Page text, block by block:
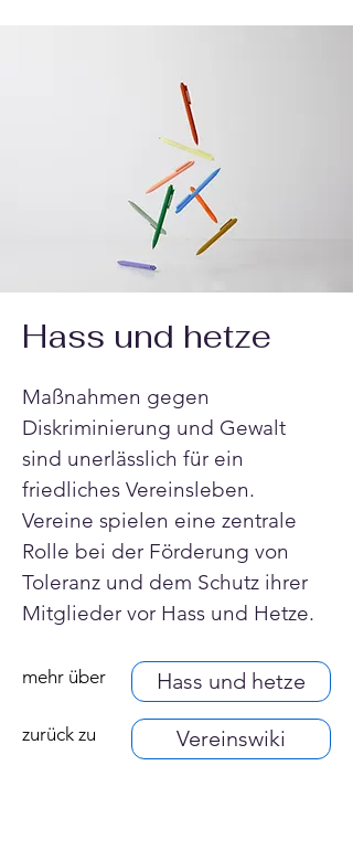
Hass und hetze
Maßnahmen gegen
Diskriminierung und Gewalt
sind unerlässlich für ein
friedliches Vereinsleben.
Vereine spielen eine zentrale
Rolle bei der Förderung von
Toleranz und dem Schutz ihrer
Mitglieder vor Hass und Hetze.
mehr über Hass und hetze
zurück zu Vereinswiki